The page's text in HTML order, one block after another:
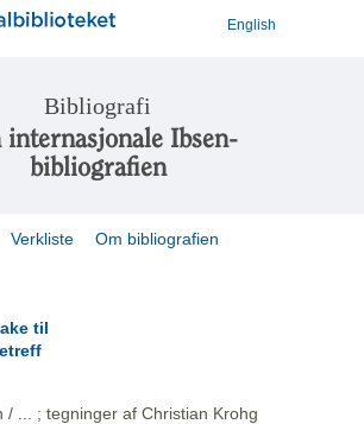
English
Bibliografi
internasjonale Ibsen-
bibliografien
Verkliste Om bibliografien
til
/ ... ; tegninger af Christian Krohg